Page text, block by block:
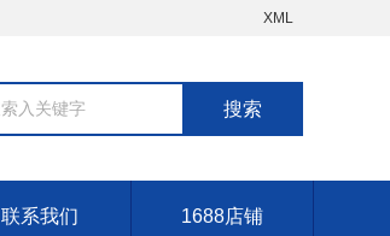
XML
联系我们 1688店铺